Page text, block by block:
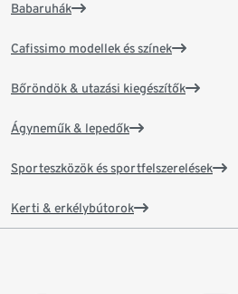
Babaruhák
Cafissimo modellek és színek
Bőröndök & utazási kiegészítők
Ágyneműk & lepedők
Sporteszközök és sportfelszerelések
Kerti & erkélybútorok